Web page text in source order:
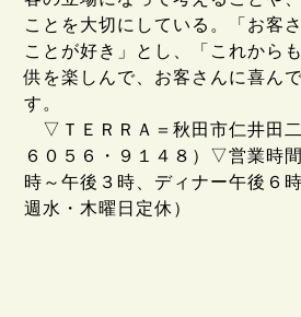
ことを大切にしている。「お客
ことが好き」とし、「これから
供を楽しんで、お客さんに喜ん
す。
▽ＴＥＲＲＡ＝秋田市仁井田
６０５６・９１４８）▽営業時
時～午後３時、ディナー午後６
週水・木曜日定休）